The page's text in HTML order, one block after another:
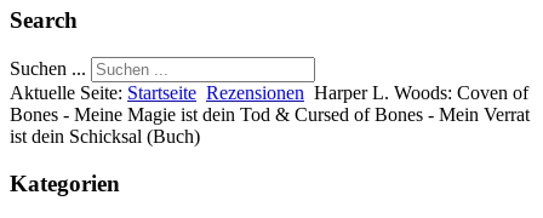
Search
Suchen ...
Aktuelle Seite: Startseite Rezensionen Harper L. Woods: Coven of
Bones - Meine Magie ist dein Tod & Cursed of Bones - Mein Verrat
ist dein Schicksal (Buch)
Kategorien